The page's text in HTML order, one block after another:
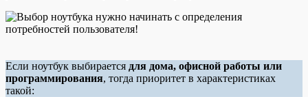
Если ноутбук выбирается для дома, офисной работы или
программирования, тогда приоритет в характеристиках
такой: